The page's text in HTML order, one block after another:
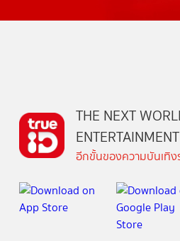
THE NEXT
ENTERTAINMENT
อีกขั้นของความบันเทิ